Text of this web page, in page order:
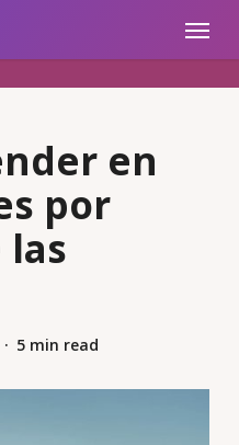
Menu
en
por
las
5 min read